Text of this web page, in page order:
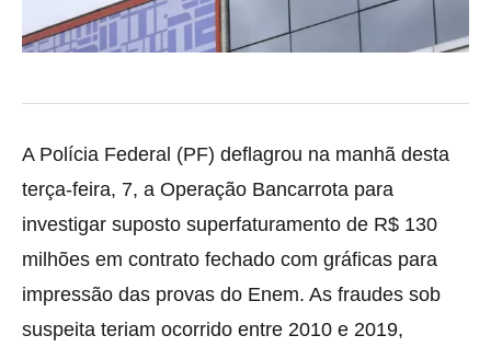
A Polícia Federal (PF) deflagrou na manhã desta
terça-feira, 7, a Operação Bancarrota para
investigar suposto superfaturamento de R$ 130
milhões em contrato fechado com gráficas para
impressão das provas do Enem. As fraudes sob
suspeita teriam ocorrido entre 2010 e 2019,